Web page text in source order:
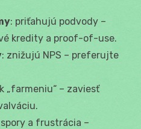
: priťahujú podvody –
kredity a proof-of-use.
: znižujú NPS – preferujte
„farmeniu“ – zaviesť
spory a frustrácia –